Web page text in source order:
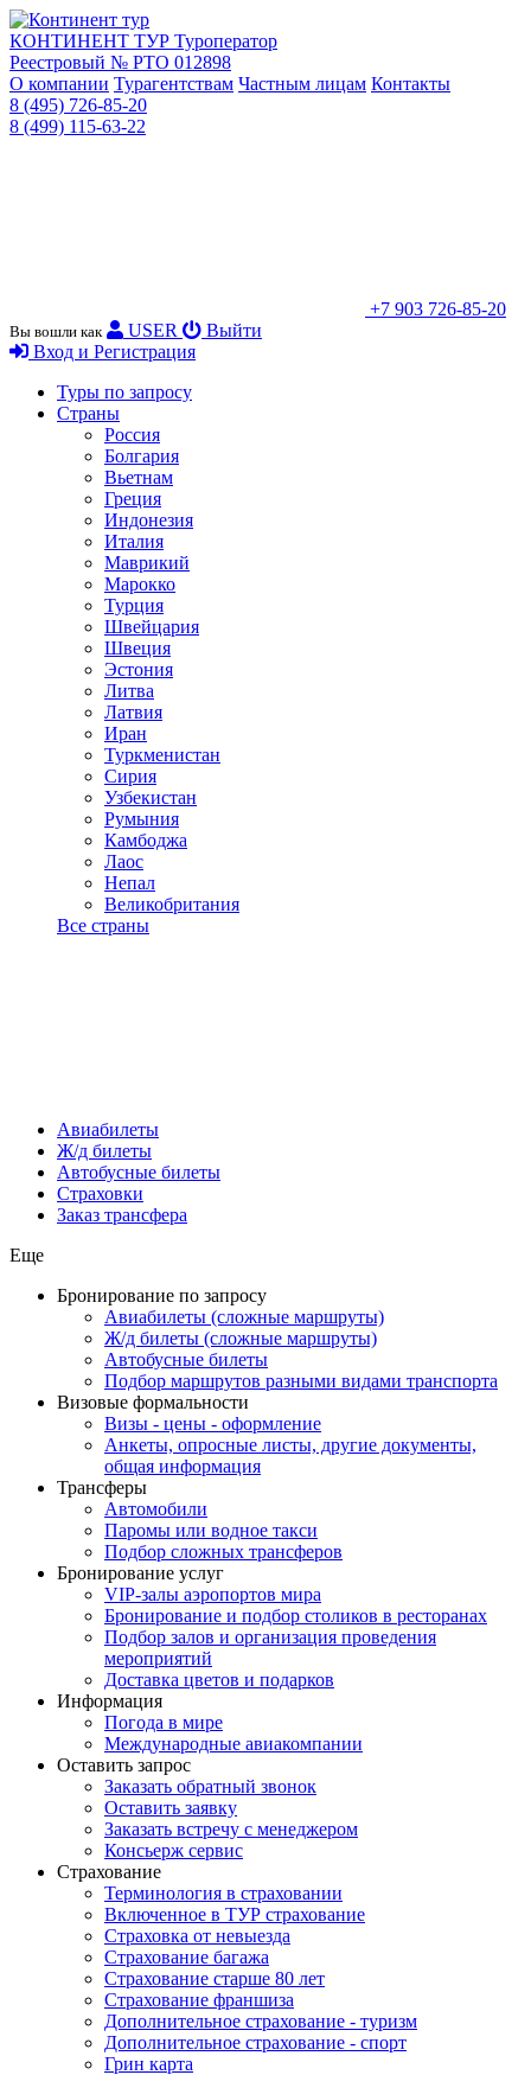
КОНТИНЕНТ ТУР Туроператор
Реестровый № РТО 012898
О компании Турагентствам Частным лицам Контакты
8 (495) 726-85-20
8 (499) 115-63-22
+7 903 726-85-20
Вы вошли как USER
Выйти
Вход и Регистрация
Туры по запросу
Страны
Россия
Болгария
Вьетнам
Греция
Индонезия
Италия
Маврикий
Марокко
Турция
Швейцария
Швеция
Эстония
Литва
Латвия
Иран
Туркменистан
Сирия
Узбекистан
Румыния
Камбоджа
Лаос
Непал
Великобритания
Все страны
Авиабилеты
Ж/д билеты
Автобусные билеты
Страховки
Заказ трансфера
Еще
Бронирование по запросу
Авиабилеты (сложные маршруты)
Ж/д билеты (сложные маршруты)
Автобусные билеты
Подбор маршрутов разными видами транспорта
Визовые формальности
Визы - цены - оформление
Анкеты, опросные листы, другие документы,
общая информация
Трансферы
Автомобили
Паромы или водное такси
Подбор сложных трансферов
Бронирование услуг
VIP-залы аэропортов мира
Бронирование и подбор столиков в ресторанах
Подбор залов и организация проведения
мероприятий
Доставка цветов и подарков
Информация
Погода в мире
Международные авиакомпании
Оставить запрос
Заказать обратный звонок
Оставить заявку
Заказать встречу с менеджером
Консьерж сервис
Страхование
Терминология в страховании
Включенное в ТУР страхование
Страховка от невыезда
Страхование багажа
Страхование старше 80 лет
Страхование франшиза
Дополнительное страхование - туризм
Дополнительное страхование - спорт
Грин карта